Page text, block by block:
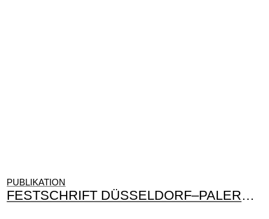
PUBLIKATION
FESTSCHRIFT DÜSSELDORF–PALERMO